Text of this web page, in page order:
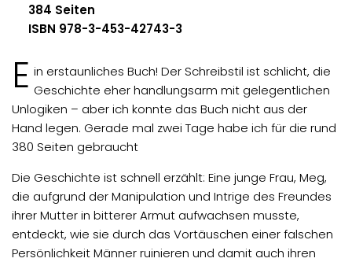
384 Seiten
ISBN 978-3-453-42743-3
E in erstaunliches Buch! Der Schreibstil ist schlicht, die
Geschichte eher handlungsarm mit gelegentlichen
Unlogiken – aber ich konnte das Buch nicht aus der
Hand legen. Gerade mal zwei Tage habe ich für die rund
380 Seiten gebraucht
Die Geschichte ist schnell erzählt: Eine junge Frau, Meg,
die aufgrund der Manipulation und Intrige des Freundes
ihrer Mutter in bitterer Armut aufwachsen musste,
entdeckt, wie sie durch das Vortäuschen einer falschen
Persönlichkeit Männer ruinieren und damit auch ihren